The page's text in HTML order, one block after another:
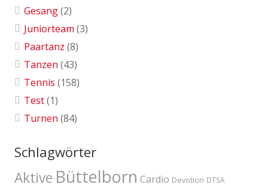
Gesang(2)
Juniorteam (3)
Paartanz (8)
Tanzen (43)
Tennis (158)
Test(1)
Turnen (84)
Schlagwörter
Aktive Büttelborn Cardio Devotion DTSA